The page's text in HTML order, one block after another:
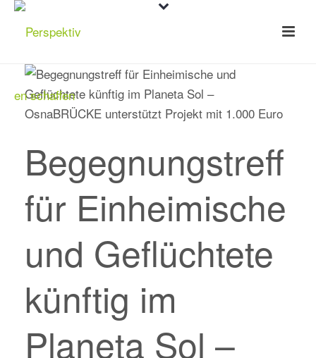
Begegnungstreff
für Einheimische
und Geflüchtete
künftig im
Planeta Sol –